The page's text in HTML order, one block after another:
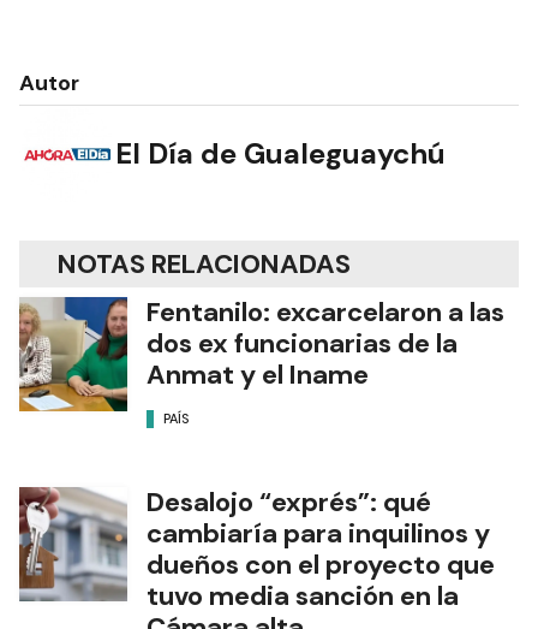
Autor
El Día de Gualeguaychú
NOTAS RELACIONADAS
Fentanilo: excarcelaron a las
dos ex funcionarias de la
Anmat y el Iname
PAÍS
Desalojo “exprés”: qué
cambiaría para inquilinos y
dueños con el proyecto que
tuvo media sanción en la